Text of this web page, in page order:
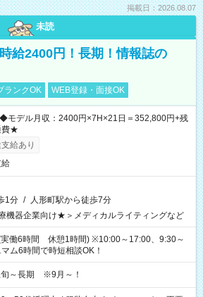
掲載日：2026.08.07
未読
給2400円！長期！情報誌の
ランクOK WEB登録・面接OK
デル月収：2400円×7H×21日＝352,800円+残
費★
給あり
1分 / 人形町駅から徒歩7分
機器企業向け★＞メディカルライティングなど
働6時間 休憩1時間) ※10:00～17:00、9:30～
ム6時間で時短相談OK！
旬～長期 ※9月～！